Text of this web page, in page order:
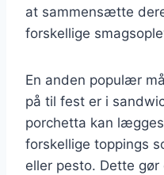
at sammensætte
forskellige
En anden populær
på til fest er i
porchetta kan
forskellige toppings
eller pesto. Dette